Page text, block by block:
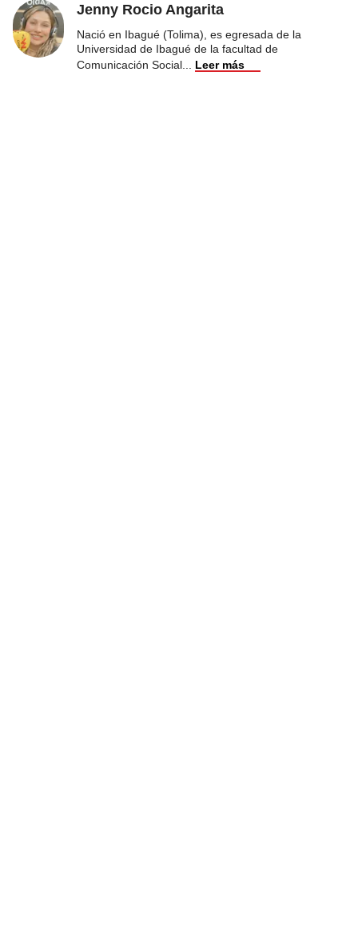
Jenny Rocio Angarita
Nació en Ibagué (Tolima), es egresada de la
Universidad de Ibagué de la facultad de
Comunicación Social
Leer más